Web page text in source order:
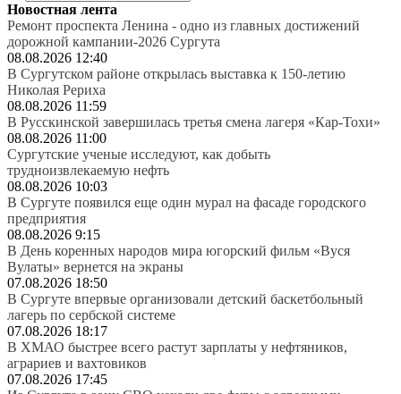
Новостная лента
Ремонт проспекта Ленина - одно из главных достижений
дорожной кампании-2026 Сургута
08.08.2026 12:40
В Сургутском районе открылась выставка к 150-летию
Николая Рериха
08.08.2026 11:59
В Русскинской завершилась третья смена лагеря «Кар-Тохи»
08.08.2026 11:00
Сургутские ученые исследуют, как добыть
трудноизвлекаемую нефть
08.08.2026 10:03
В Сургуте появился еще один мурал на фасаде городского
предприятия
08.08.2026 9:15
В День коренных народов мира югорский фильм «Вуся
Вулаты» вернется на экраны
07.08.2026 18:50
В Сургуте впервые организовали детский баскетбольный
лагерь по сербской системе
07.08.2026 18:17
В ХМАО быстрее всего растут зарплаты у нефтяников,
аграриев и вахтовиков
07.08.2026 17:45